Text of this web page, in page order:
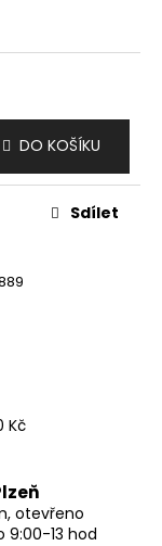
DO KOŠÍKU
Sdílet
Kč
otevřeno
9:00-13 hod